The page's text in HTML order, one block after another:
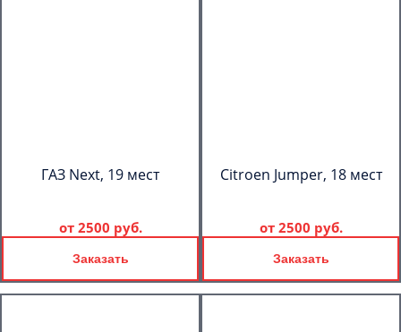
ГАЗ Next, 19 мест
от 2500 руб.
Заказать
Citroen Jumper, 18 мест
от 2500 руб.
Заказать